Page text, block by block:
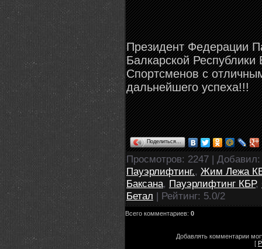
Президент Федерации
Балкарской Республики
Спортсменов с
дальнейшего успеха!!!
Поделиться…
Просмотров: 2247 | Добавил
Пауэрлифтинг., Жим Лежа
Баксана, Пауэрлифтинг КБР,
Бетал | Рейтинг: 5.0/2
Всего комментариев: 0
Добавлять комментарии
[